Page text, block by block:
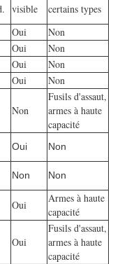
visible
certains types
Oui
Non
Oui
Non
Oui
Non
Oui Non
Non
Fusils d'assaut,
armes à haute
capacité
Oui
Non
Non Non
Oui
Armes à haute
capacité
Oui
Fusils d'assaut,
armes à haute
capacité